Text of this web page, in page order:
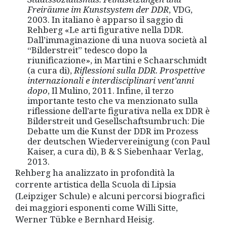
Freiräume im Kunstsystem der DDR, VDG,
2003. In italiano è apparso il saggio di
Rehberg «Le arti figurative nella DDR.
Dall’immaginazione di una nuova società al
“Bilderstreit” tedesco dopo la
riunificazione», in Martini e Schaarschmidt
(a cura di),Riflessioni sulla DDR. Prospettive
internazionali e interdisciplinari vent’anni
dopo, Il Mulino, 2011. Infine, il terzo
importante testo che va menzionato sulla
riflessione dell’arte figurativa nella ex DDR è
Bilderstreit und Gesellschaftsumbruch: Die
Debatte um die Kunst der DDR im Prozess
der deutschen Wiedervereinigung (con Paul
Kaiser, a cura di), B & S Siebenhaar Verlag,
2013.
Rehberg ha analizzato in profondità la
corrente artistica della Scuola di Lipsia
(Leipziger Schule) e alcuni percorsi biografici
dei maggiori esponenti come Willi Sitte,
Werner Tübke e Bernhard Heisig.